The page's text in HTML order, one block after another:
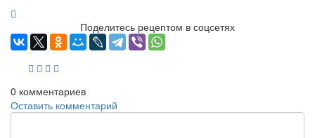
Поделитесь рецептом в соцсетях
0 комментариев
Оставить комментарий